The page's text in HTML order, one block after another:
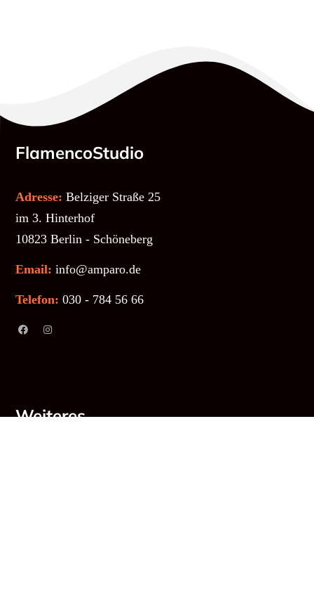
FlamencoStudio
Adresse: Belziger Straße 25
im 3. Hinterhof
10823 Berlin - Schöneberg
Email: info@amparo.de
Telefon: 030 - 784 56 66
Weiteres